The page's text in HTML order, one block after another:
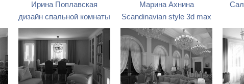
Ирина Поплавская
дизайн спальной комнаты
Марина Ахнина
Scandinavian style 3d max